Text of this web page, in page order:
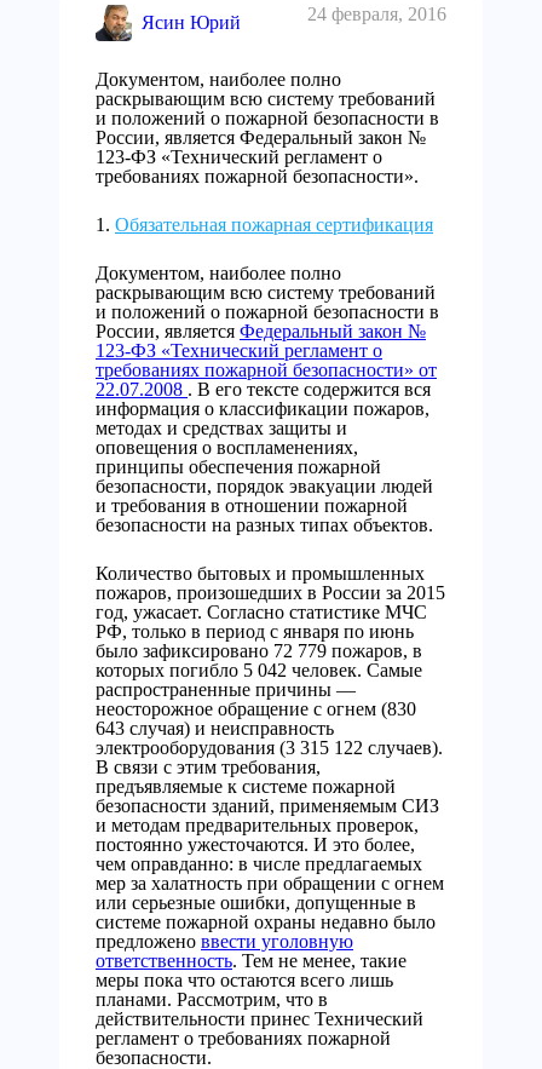
Ясин Юрий 24 февраля, 2016
Документом, наиболее полно
раскрывающим всю систему требований
и положений о пожарной безопасности в
России, является Федеральный закон №
123-ФЗ «Технический регламент о
требованиях пожарной безопасности».
Обязательная пожарная сертификация
Документом, наиболее полно
раскрывающим всю систему требований
и положений о пожарной безопасности в
России, является Федеральный закон №
123-ФЗ «Технический регламент о
требованиях пожарной безопасности» от
22.07.2008 . В его тексте содержится вся
информация о классификации пожаров,
методах и средствах защиты и
оповещения о воспламенениях,
принципы обеспечения пожарной
безопасности, порядок эвакуации людей
и требования в отношении пожарной
безопасности на разных типах объектов.
Количество бытовых и промышленных
пожаров, произошедших в России за 2015
год, ужасает. Согласно статистике МЧС
РФ, только в период с января по июнь
было зафиксировано 72 779 пожаров, в
которых погибло 5 042 человек. Самые
распространенные причины —
неосторожное обращение с огнем (830
643 случая) и неисправность
электрооборудования (3 315 122 случаев).
В связи с этим требования,
предъявляемые к системе пожарной
безопасности зданий, применяемым СИЗ
и методам предварительных проверок,
постоянно ужесточаются. И это более,
чем оправданно: в числе предлагаемых
мер за халатность при обращении с огнем
или серьезные ошибки, допущенные в
системе пожарной охраны недавно было
предложено ввести уголовную
ответственность. Тем не менее, такие
меры пока что остаются всего лишь
планами. Рассмотрим, что в
действительности принес Технический
регламент о требованиях пожарной
безопасности.